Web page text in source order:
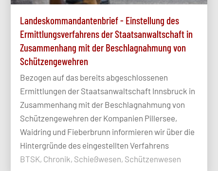
Landeskommandantenbrief - Einstellung des
Ermittlungsverfahrens der Staatsanwaltschaft in
Zusammenhang mit der Beschlagnahmung von
Schützengewehren
Bezogen auf das bereits abgeschlossenen
Ermittlungen der Staatsanwaltschaft Innsbruck in
Zusammenhang mit der Beschlagnahmung von
Schützengewehren der Kompanien Pillersee,
Waidring und Fieberbrunn informieren wir über die
Hintergründe des eingestellten Verfahrens
BTSK, Chronik, Schießwesen, Schützenwesen